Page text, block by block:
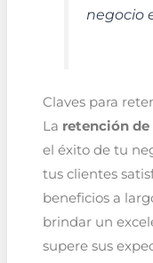
negocio
Claves para
La retención
el éxito de tu
tus clientes
beneficios a
brindar un
supere sus